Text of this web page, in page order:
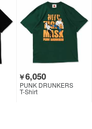
￥6,050
PUNK DRUNKERS
T-Shirt